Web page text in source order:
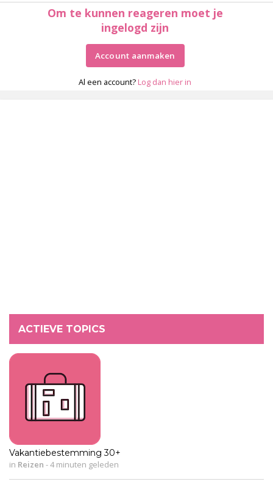
Om te kunnen reageren moet je
ingelogd zijn
Account aanmaken
Al een account? Log dan hier in
ACTIEVE TOPICS
Vakantiebestemming 30+
in Reizen -4 minuten geleden